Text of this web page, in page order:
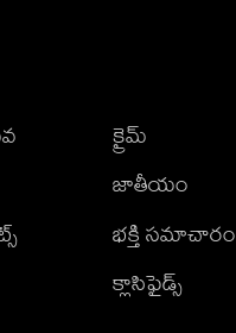
క్రైమ్
జాతీయం
భక్తి సమాచారం
క్లాసిఫైడ్స్